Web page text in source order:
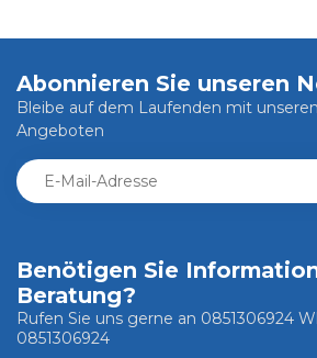
Benötigen Sie
Beratung?
Rufen Sie uns gerne an 0851306924
0851306924
Abonnieren Sie unseren
Bleibe auf dem Laufenden mit
Angeboten